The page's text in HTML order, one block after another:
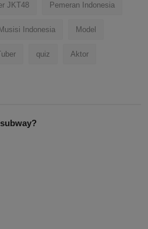
JKT48 Pemeran Indonesia
Musisi Indonesia Model
quiz Aktor